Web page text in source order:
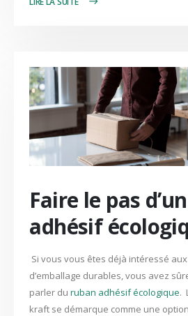
Faire le pas
adhésif
Si vous vous êtes déjà intéressé
d’emballage durables, vous avez
parler duruban adhésif écologique.
kraft se démarque comme une